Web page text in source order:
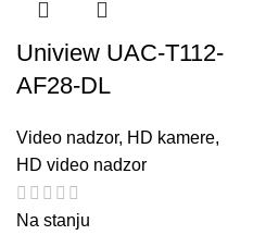
Uniview UAC-T112-
AF28-DL
Video nadzor, HD kamere,
HD video nadzor
Na stanju